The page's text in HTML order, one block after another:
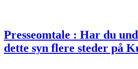
Presseomtale : Har du
dette syn flere steder på